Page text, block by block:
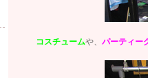
コスチュームや、 パーティー